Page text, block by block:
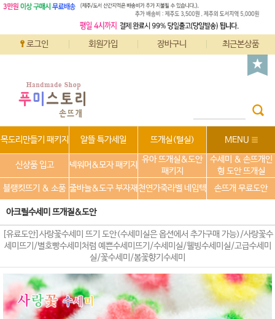
로그인 회원가입 장바구니 최근본상품
목도리만들기 패키지 알뜰 특가세일 뜨개실(털실) MENU
신상품 입고 넥워머&모자 패키지
유아 뜨개실&도안
패키지
수세미 & 손뜨개인
형 도안 뜨개실
블랭킷뜨기 & 소품 줄바늘&도구 부자재 천연가죽라벨 네임텍 손뜨개 무료도안
아크릴수세미 뜨개질&도안
[유료도안]사랑꽃수세미 뜨기 도안(수세미실은 옵션에서 추가구매 가능)/사랑꽃수
세미뜨기/별호빵수세미처럼 예쁜수세미뜨기/수세미실/웰빙수세미실/고급수세미
실/꽃수세미/봄꽃향기수세미